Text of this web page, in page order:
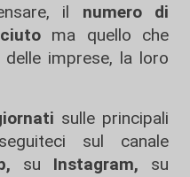
il numero di
ma quello che
imprese, la loro
sulle principali
sul canale
su Instagram, su